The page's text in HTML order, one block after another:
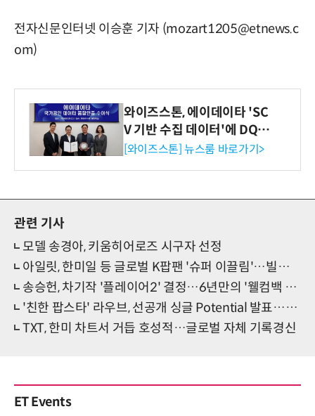
전자신문인터넷 이승훈 기자 (mozart1205@etnews.c
om)
와이즈스톤, 에이데이타 'SC
V 기반 수집 데이터'에 DQ인
증 최고 등급 수여
[와이즈스톤] 뉴스룸 바로가기>
관련 기사
모델 송경아, 키움히어로즈 시구자 선정
아일릿, 한미일 등 글로벌 K팝팬 '슈퍼 이끌림'…빌보드·오리콘 등 신기록 거듭
송승헌, 차기작 '플레이어2' 결정…6년만의 '웰컴백 투 강하리'
'친한 팝스타' 라우브, 선공개 싱글 Potential 발표…'서재페' 전 새 사랑고백
TXT, 한미 차트서 거듭 호성적…글로벌 자체 기록경신
ET Events